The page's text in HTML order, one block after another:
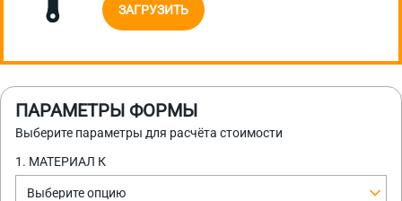
ЗАГРУЗИТЬ
ПАРАМЕТРЫ ФОРМЫ
Выберите параметры для расчёта стоимости
1. МАТЕРИАЛ К
Выберите опцию